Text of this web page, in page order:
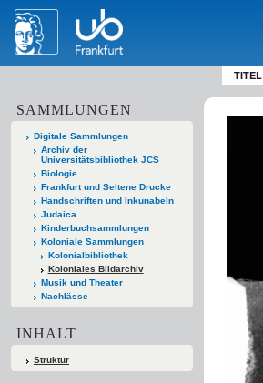
TITEL
SAMMLUNGEN
Digitale Sammlungen
Archiv der
Universitätsbibliothek JCS
Biologie
Frankfurt und Seltene Drucke
Handschriften und Inkunabeln
Judaica
Kinderbuchsammlungen
Koloniale Sammlungen
Kolonialbibliothek
Koloniales Bildarchiv
Musik und Theater
Nachlässe
INHALT
Struktur